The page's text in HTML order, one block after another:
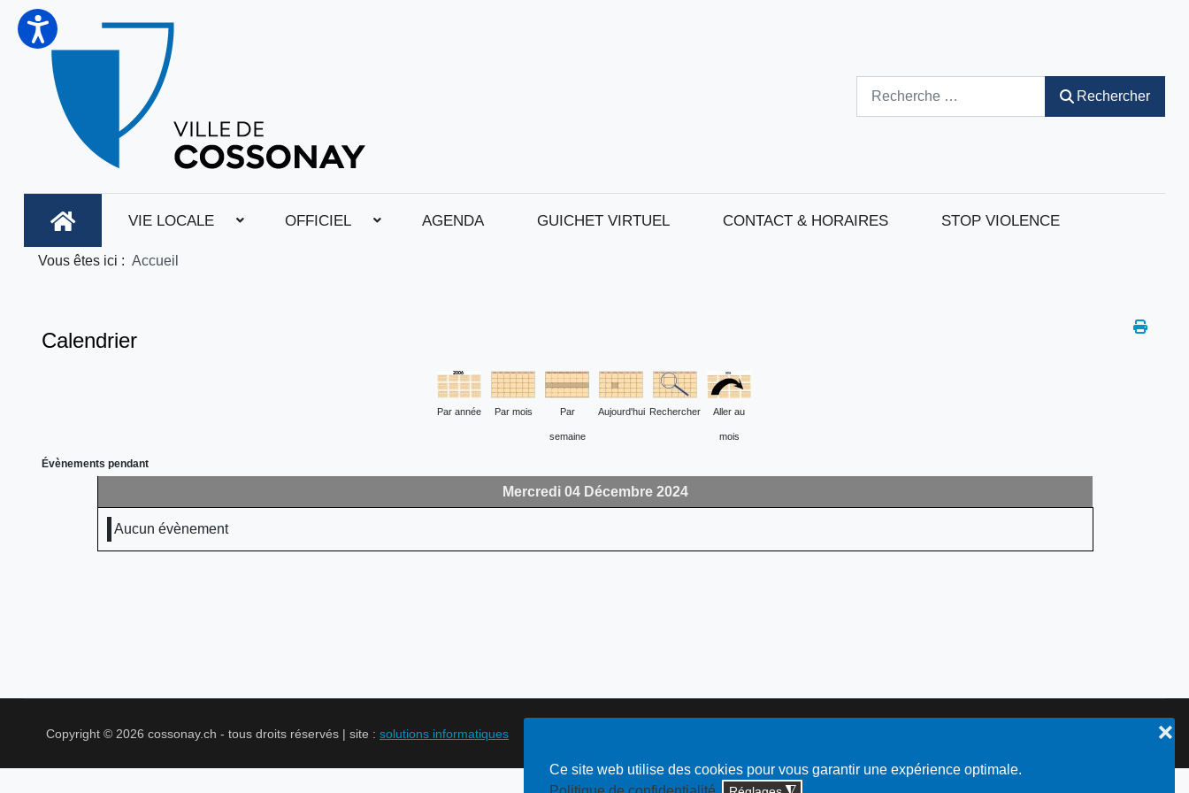
Ce site web utilise des cookies pour vous garantir une expérience optimale.
❌
Rechercher
VIE LOCALE OFFICIEL AGENDA GUICHET VIRTUEL CONTACT & HORAIRES STOP VIOLENCE
Vous êtes ici : Accueil
Calendrier
Par année Par mois Par
semaine
Aujourd'hui Rechercher Aller au
mois
Évènements pendant
Mercredi 04 Décembre 2024
Aucun évènement
Copyright © 2026 cossonay.ch - tous droits réservés | site : solutions informatiques